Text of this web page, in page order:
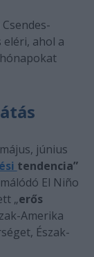
eléri, ahol a
június
tendencia”
El Niño
„erős
Amerika
Észak-